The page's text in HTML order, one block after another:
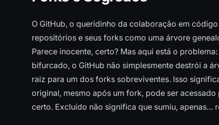
O GitHub, o queridinho da colaboração em
repositórios e seus forks como uma árvore
Parece inocente, certo? Mas aqui está o
bifurcado, o GitHub não simplesmente destrói a
raiz para um dos forks sobreviventes. Isso
original, mesmo após um fork, pode ser
certo. Excluído não significa que sumiu, apenas…